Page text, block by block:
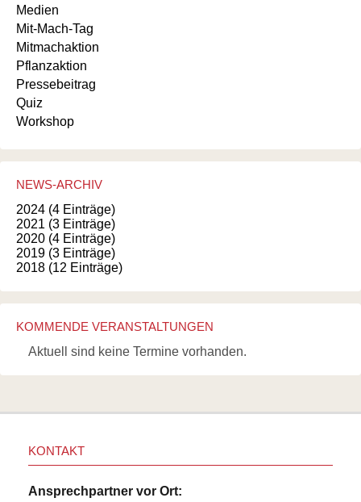
Medien
Mit-Mach-Tag
Mitmachaktion
Pflanzaktion
Pressebeitrag
Quiz
Workshop
NEWS-ARCHIV
2024 (4 Einträge)
2021 (3 Einträge)
2020 (4 Einträge)
2019 (3 Einträge)
2018 (12 Einträge)
KOMMENDE VERANSTALTUNGEN
Aktuell sind keine Termine vorhanden.
KONTAKT
Ansprechpartner vor Ort: